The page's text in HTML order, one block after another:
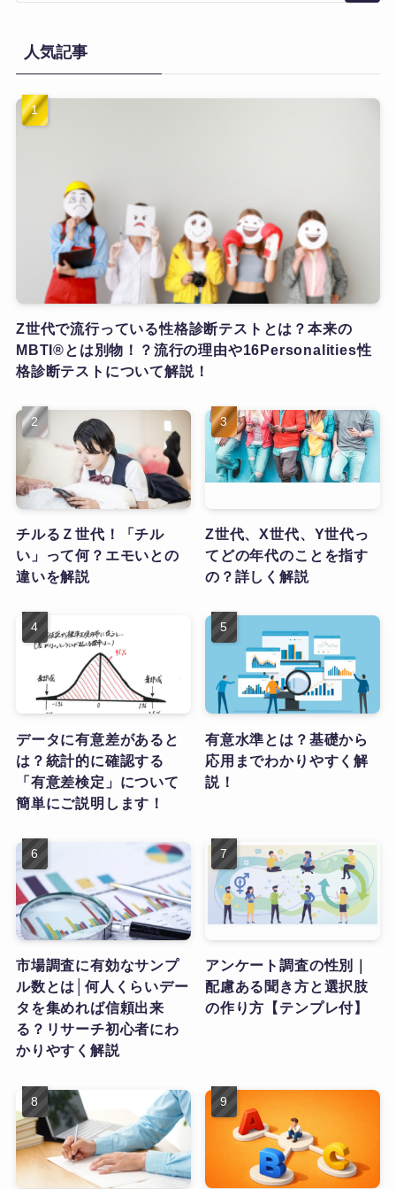
人気記事
Z世代で流行っている性格診断テストとは？本来の
MBTI®とは別物！？流行の理由や16Personalities性
格診断テストについて解説！
チルるＺ世代！「チル
い」って何？エモいとの
違いを解説
Z世代、X世代、Y世代っ
てどの年代のことを指す
の？詳しく解説
データに有意差があると
は？統計的に確認する
「有意差検定」について
簡単にご説明します！
有意水準とは？基礎から
応用までわかりやすく解
説！
市場調査に有効なサンプ
ル数とは│何人くらいデー
タを集めれば信頼出来
る？リサーチ初心者にわ
かりやすく解説
アンケート調査の性別｜
配慮ある聞き方と選択肢
の作り方【テンプレ付】